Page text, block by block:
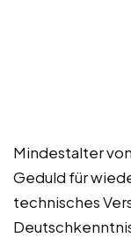
Mindestalter
Geduld für
technisches